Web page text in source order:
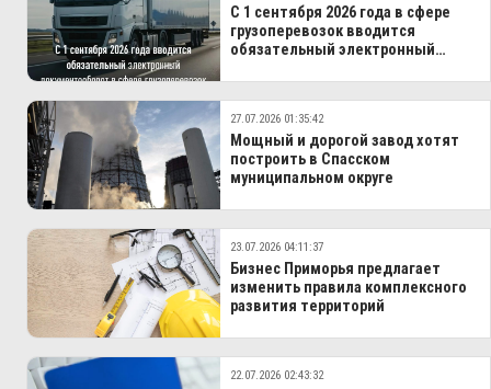
С 1 сентября 2026 года в сфере
грузоперевозок вводится
обязательный электронный
27.07.2026 01:35:42
Мощный и дорогой завод хотят
построить в Спасском
муниципальном округе
23.07.2026 04:11:37
Бизнес Приморья предлагает
изменить правила комплексного
развития территорий
22.07.2026 02:43:32